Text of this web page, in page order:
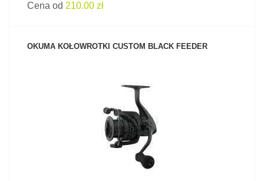
Cena od 210.00 zł
OKUMA KOŁOWROTKI CUSTOM BLACK FEEDER
ZOBACZ PRODUKT